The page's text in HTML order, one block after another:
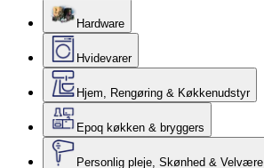
Hardware
Hvidevarer
Hjem, Rengøring & Køkkenudstyr
Epoq køkken & bryggers
Personlig pleje, Skønhed & Velvære